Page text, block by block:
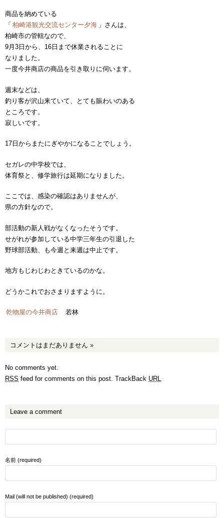
商品を納めている
「 柏崎港観光交流センター夕海 」さんは、
柏崎市の管轄なので、
9月3日から、16日まで休業されることに
なりました。
一度今井商店の商品を引き取りに伺います。
週末などは、
釣り客が沢山来ていて、とても賑わいのある
ところです。
寂しいです。
17日からまたにぎやかになることでしょう。
セガレの中学校では、
体育祭と、修学旅行は延期になりました。
ここでは、感染の確認はありませんが、
県の方針なので。
部活動の新人戦がなくなったそうです。
せがれが参加している中学三年生の引退した
野球部活動、も今週と来週は中止です。
地方もじわじわときているのかな。
どうかこれでおさまりますように。
乾物屋の今井商店 若林
コメントはまだありません »
No comments yet.
RSS feed for comments on this post. TrackBack URL
Leave a comment
名前 (required)
Mail (will not be published) (required)